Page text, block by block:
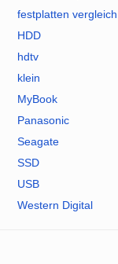
festplatten vergleich
HDD
hdtv
klein
MyBook
Panasonic
Seagate
SSD
USB
Western Digital